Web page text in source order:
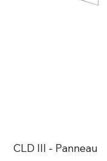
CLD III - Panneau